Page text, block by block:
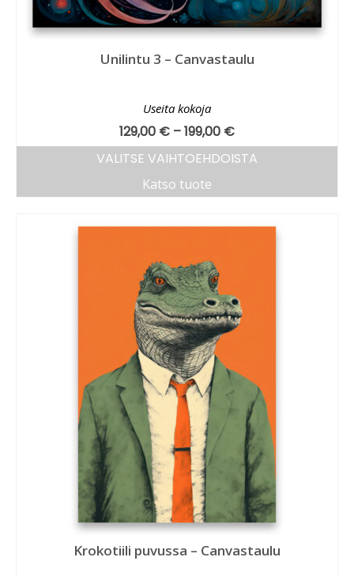
Unilintu 3 – Canvastaulu
Useita kokoja
129,00 € –199,00 €
VALITSE VAIHTOEHDOISTA
Katso tuote
Krokotiili puvussa – Canvastaulu